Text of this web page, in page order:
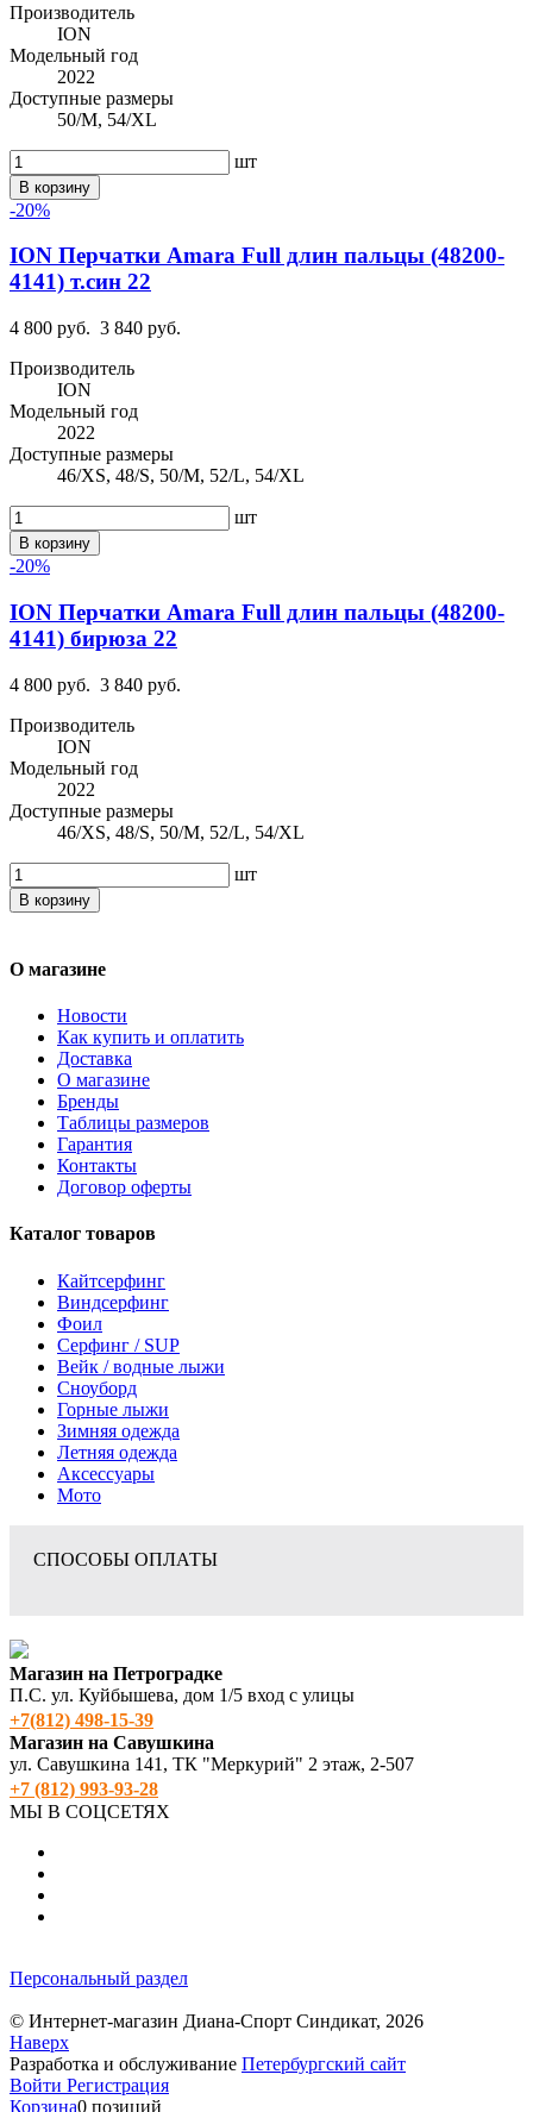
Производитель
ION
Модельный год
2022
Доступные размеры
50/M, 54/XL
шт
В корзину
-20%
ION Перчатки Amara Full длин пальцы (48200-
4141) т.син 22
4 800 руб. 3 840 руб.
Производитель
ION
Модельный год
2022
Доступные размеры
46/XS, 48/S, 50/M, 52/L, 54/XL
шт
В корзину
-20%
ION Перчатки Amara Full длин пальцы (48200-
4141) бирюза 22
4 800 руб. 3 840 руб.
Производитель
ION
Модельный год
2022
Доступные размеры
46/XS, 48/S, 50/M, 52/L, 54/XL
шт
В корзину
О магазине
Новости
Как купить и оплатить
Доставка
О магазине
Бренды
Таблицы размеров
Гарантия
Контакты
Договор оферты
Каталог товаров
Кайтсерфинг
Виндсерфинг
Фоил
Серфинг / SUP
Вейк / водные лыжи
Сноуборд
Горные лыжи
Зимняя одежда
Летняя одежда
Аксессуары
Мото
СПОСОБЫ ОПЛАТЫ
Магазин на Петроградке
П.С. ул. Куйбышева, дом 1/5 вход с улицы
+7(812) 498‑15-39
Магазин на Савушкина
ул. Савушкина 141, ТК "Меркурий" 2 этаж, 2-507
+7 (812) 993-93-28
МЫ В СОЦСЕТЯХ
Персональный раздел
© Интернет-магазин Диана-Спорт Синдикат, 2026
Наверх
Разработка и обслуживание Петербургский сайт
Войти Регистрация
Корзина0 позиций